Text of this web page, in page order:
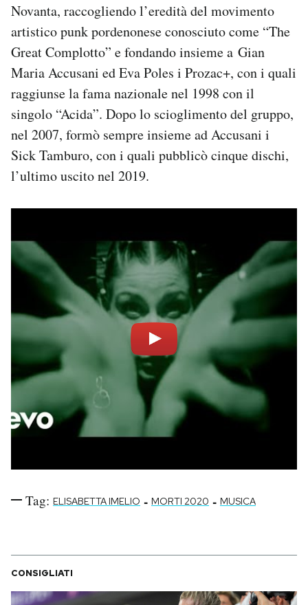
Notifiche mobile
Regala il Post
Hai bisogno di aiuto?
Esci
Novanta, raccogliendo l’eredità del movimento
artistico punk pordenonese conosciuto come “The
Great Complotto” e fondando insieme a Gian
Maria Accusani ed Eva Poles i Prozac+, con i quali
raggiunse la fama nazionale nel 1998 con il
singolo “Acida”. Dopo lo scioglimento del gruppo,
nel 2007, formò sempre insieme ad Accusani i
Sick Tamburo, con i quali pubblicò cinque dischi,
l’ultimo uscito nel 2019.
Tag: ELISABETTA IMELIO - MORTI 2020 - MUSICA
CONSIGLIATI